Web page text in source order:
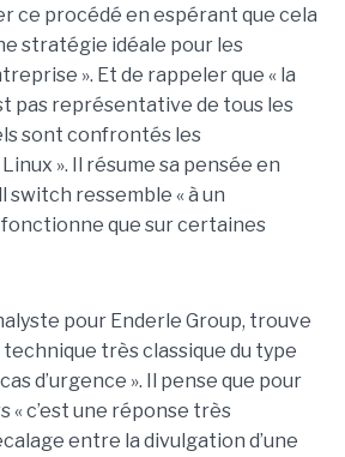
ce procédé en espérant que cela
stratégie idéale pour les
». Et de rappeler que « la
pas représentative de tous les
sont confrontés les
». Il résume sa pensée en
switch ressemble « à un
que sur certaines
pour Enderle Group, trouve
très classique du type
d’urgence ». Il pense que pour
« c’est une réponse très
entre la divulgation d’une